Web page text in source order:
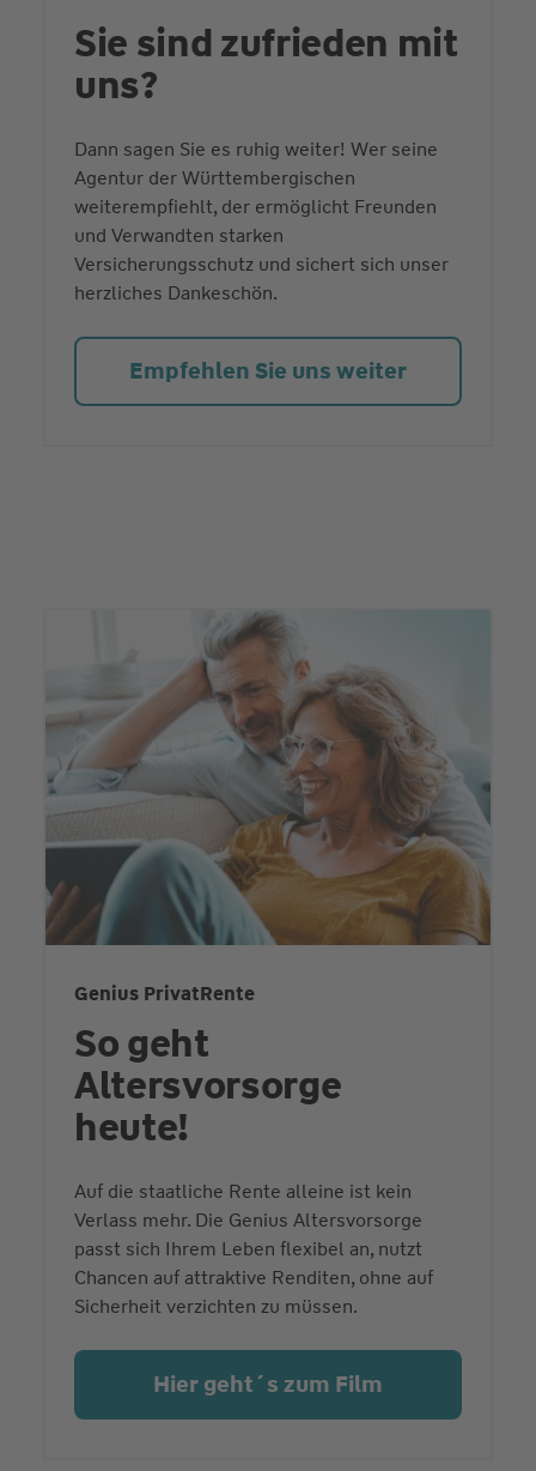
Sie sind zufrieden mit
uns?
Dann sagen Sie es ruhig weiter! Wer seine
Agentur der Württembergischen
weiterempfiehlt, der ermöglicht Freunden
und Verwandten starken
Versicherungsschutz und sichert sich unser
herzliches Dankeschön.
Empfehlen Sie uns weiter
Genius PrivatRente
So geht
Altersvorsorge
heute!
Auf die staatliche Rente alleine ist kein
Verlass mehr. Die Genius Altersvorsorge
passt sich Ihrem Leben flexibel an, nutzt
Chancen auf attraktive Renditen, ohne auf
Sicherheit verzichten zu müssen.
Hier geht´s zum Film